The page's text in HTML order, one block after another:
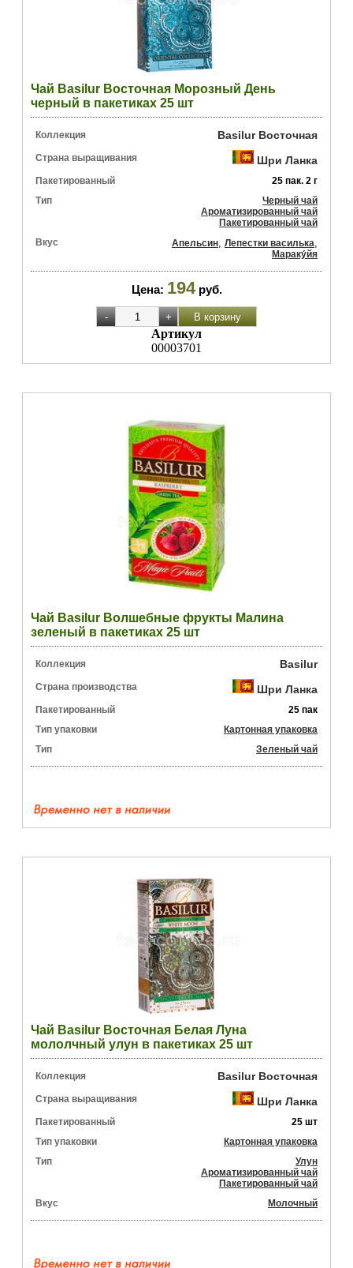
Чай Basilur Восточная Морозный День
черный в пакетиках 25 шт
Коллекция Basilur Восточная
Страна выращивания Шри Ланка
Пакетированный
25 пак. 2 г
Тип
Черный чай
Ароматизированный чай
Пакетированный чай
Вкус
Апельсин, Лепестки василька,
Мараку́йя
Цена: 194 руб.
Артикул
00003701
Чай Basilur Волшебные фрукты Малина
зеленый в пакетиках 25 шт
Коллекция Basilur
Страна производства Шри Ланка
Пакетированный
25 пак
Тип упаковки
Картонная упаковка
Тип
Зеленый чай
Чай Basilur Восточная Белая Луна
мололчный улун в пакетиках 25 шт
Коллекция Basilur Восточная
Страна выращивания Шри Ланка
Пакетированный
25 шт
Тип упаковки
Картонная упаковка
Тип
Улун
Ароматизированный чай
Пакетированный чай
Вкус
Молочный